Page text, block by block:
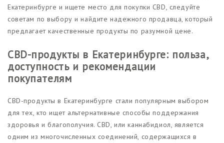
Екатеринбурге и ищете место для покупки CBD, следуйте
советам по выбору и найдите надежного продавца, который
предлагает качественные продукты по разумной цене.
CBD-продукты в Екатеринбурге: польза,
доступность и рекомендации
покупателям
CBD-продукты в Екатеринбурге стали популярным выбором
для тех, кто ищет альтернативные способы поддержания
здоровья и благополучия. CBD, или каннабидиол, является
одним из многочисленных соединений, содержащихся в